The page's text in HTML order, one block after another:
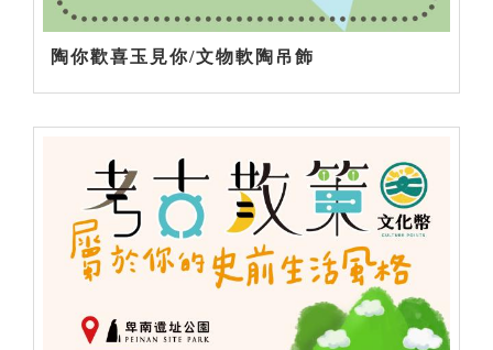
陶你歡喜玉見你/文物軟陶吊飾